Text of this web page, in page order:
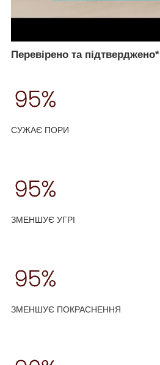
Перевірено та підтверджено*
СУЖАЄ ПОРИ
ЗМЕНШУЄ УГРІ
ЗМЕНШУЄ ПОКРАСНЕННЯ